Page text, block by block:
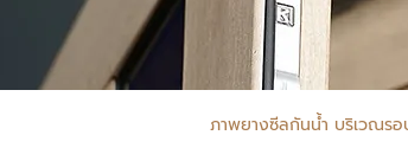
ภาพยางซีลกันน้ำ บริเวณร